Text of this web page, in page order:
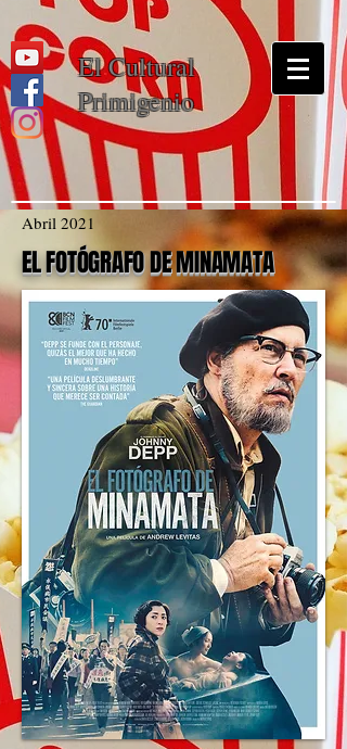
El Cultural
Primigenio
Abril 2021
EL FOTÓGRAFO DE MINAMATA